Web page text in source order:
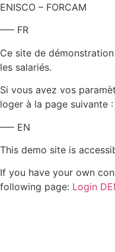
ENISCO – FORCAM
—– FR
Ce site de
les salariés.
Si vous avez vos
loger à la page suivante :
—– EN
This demo site is
If you have your own
following page: Login